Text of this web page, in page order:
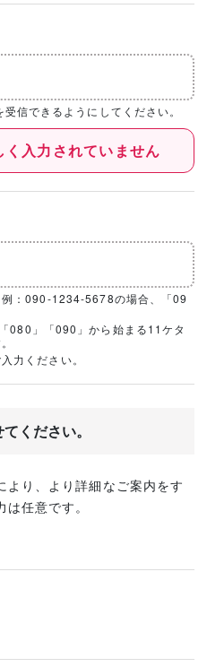
信できるようにしてください。
入力されていません
：090-1234-5678の場合、「09
080」「090」から始まる11ケタ
力ください。
ください。
より、より詳細なご案内をす
任意です。